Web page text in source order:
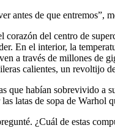
antes de que entremos”,
corazón del centro de
En el interior, la
a través de millones de
calientes, un revoltijo
que habían sobrevivido a
latas de sopa de Warhol
¿Cuál de estas